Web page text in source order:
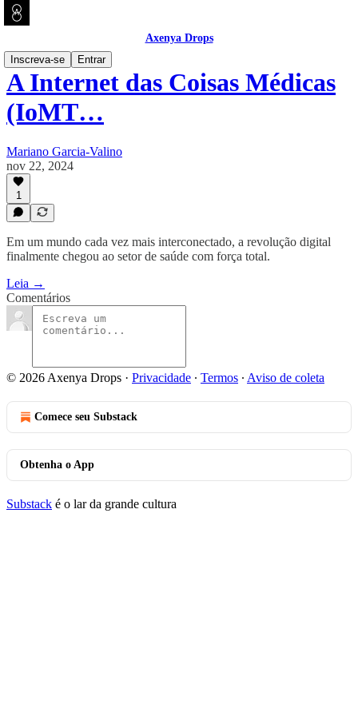
Axenya Drops
Inscreva-se
Entrar
A Internet das Coisas Médicas
(IoMT…
Mariano Garcia-Valino
nov 22, 2024
1
Em um mundo cada vez mais interconectado, a revolução digital
finalmente chegou ao setor de saúde com força total.
Leia →
Comentários
© 2026 Axenya Drops · Privacidade ∙ Termos ∙ Aviso de coleta
Comece seu Substack
Obtenha o App
Substack é o lar da grande cultura